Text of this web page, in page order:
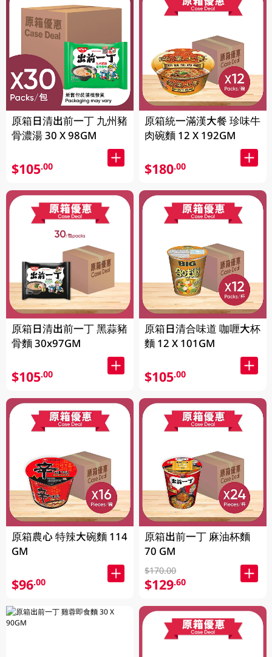
原箱日清出前一丁 九州豬
骨濃湯 30 X 98GM
$105.00
原箱日清出前一丁 黑蒜豬
骨麵 30x97GM
$105.00
原箱農心 特辣大碗麵 114
GM
$96.00
原箱統一滿漢大餐 珍味牛
肉碗麵 12 X 192GM
$180.00
原箱日清合味道 咖喱大杯
麵 12 X 101GM
$105.00
原箱出前一丁 麻油杯麵
70 GM
$170.00
$129.60